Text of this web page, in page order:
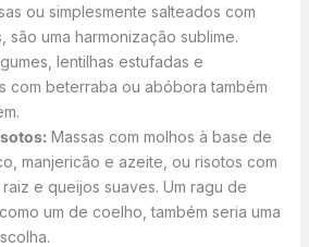
ou simplesmente salteados com
são uma harmonização sublime.
lentilhas estufadas e
com beterraba ou abóbora também
Massas com molhos à base de
manjericão e azeite, ou risotos com
e queijos suaves. Um ragu de
um de coelho, também seria uma